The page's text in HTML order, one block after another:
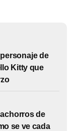
de
Kitty que
de
se ve cada